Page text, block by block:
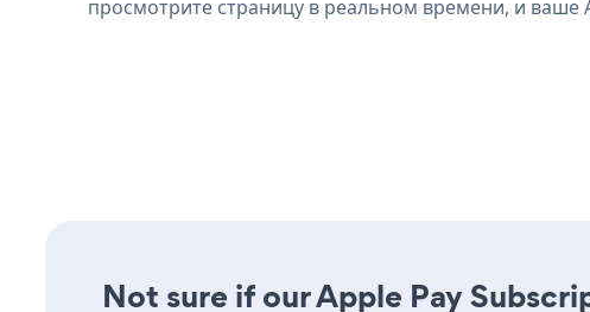
просмотрите страницу в реальном времени, и ваше
Not sure if our Apple Pay